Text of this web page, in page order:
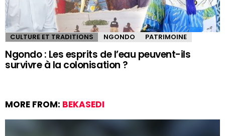
CULTURE ET TRADITIONS NGONDO PATRIMOINE
Ngondo : Les esprits de l’eau peuvent-ils
survivre à la colonisation ?
MORE FROM: BEKASEDI